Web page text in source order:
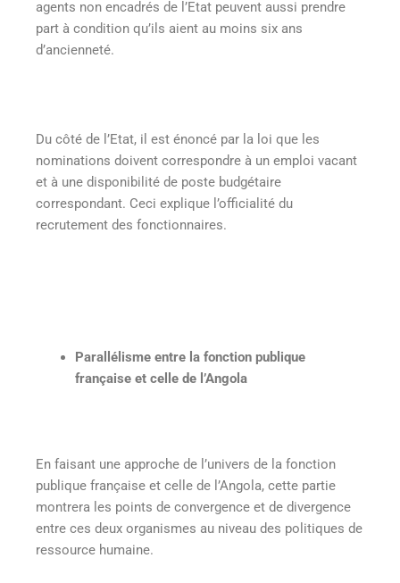
agents non encadrés de l’Etat peuvent aussi prendre
part à condition qu’ils aient au moins six ans
d’ancienneté.
Du côté de l’Etat, il est énoncé par la loi que les
nominations doivent correspondre à un emploi vacant
et à une disponibilité de poste budgétaire
correspondant. Ceci explique l’officialité du
recrutement des fonctionnaires.
Parallélisme entre la fonction publique
française et celle de l’Angola
En faisant une approche de l’univers de la fonction
publique française et celle de l’Angola, cette partie
montrera les points de convergence et de divergence
entre ces deux organismes au niveau des politiques de
ressource humaine.